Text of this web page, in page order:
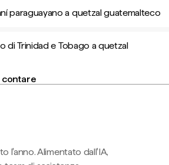
paraguayano a quetzal guatemalteco
di Trinidad e Tobago a quetzal
contare
l'anno. Alimentato dall'IA,